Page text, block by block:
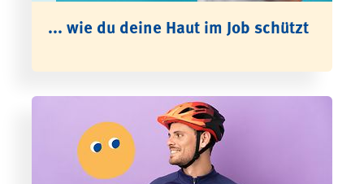
... wie du deine Haut im Job schützt